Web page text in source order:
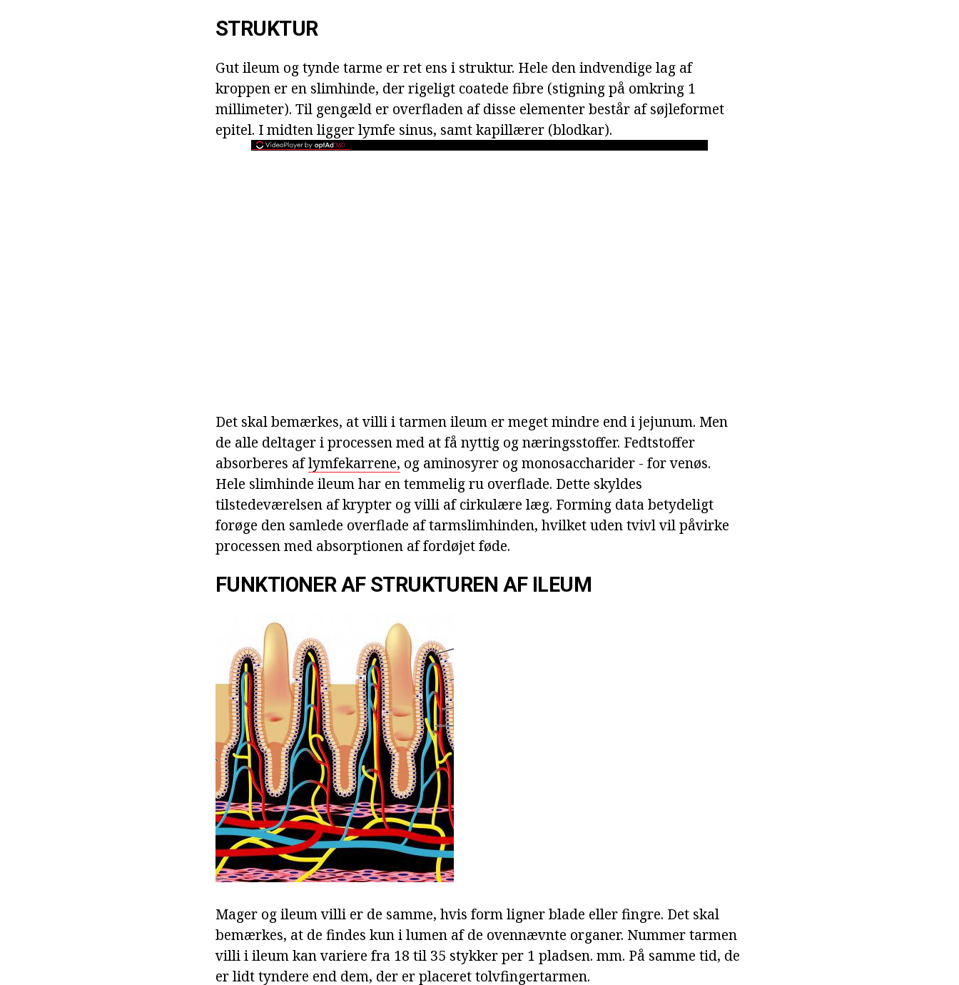
STRUKTUR
Gut ileum og tynde tarme er ret ens i struktur. Hele den indvendige lag af
kroppen er en slimhinde, der rigeligt coatede fibre (stigning på omkring 1
millimeter). Til gengæld er overfladen af disse elementer består af søjleformet
epitel. I midten ligger lymfe sinus, samt kapillærer (blodkar).
Det skal bemærkes, at villi i tarmen ileum er meget mindre end i jejunum. Men
de alle deltager i processen med at få nyttig og næringsstoffer. Fedtstoffer
absorberes aflymfekarrene, og aminosyrer og monosaccharider - for venøs.
Hele slimhinde ileum har en temmelig ru overflade. Dette skyldes
tilstedeværelsen af krypter og villi af cirkulære læg. Forming data betydeligt
forøge den samlede overflade af tarmslimhinden, hvilket uden tvivl vil påvirke
processen med absorptionen af fordøjet føde.
FUNKTIONER AF STRUKTUREN AF ILEUM
Mager og ileum villi er de samme, hvis form ligner blade eller fingre. Det skal
bemærkes, at de findes kun i lumen af de ovennævnte organer. Nummer tarmen
villi i ileum kan variere fra 18 til 35 stykker per 1 pladsen. mm. På samme tid, de
er lidt tyndere end dem, der er placeret tolvfingertarmen.